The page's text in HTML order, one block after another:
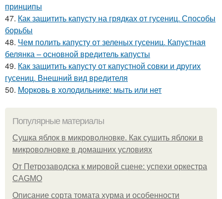
принципы
47. Как защитить капусту на грядках от гусениц. Способы
борьбы
48. Чем полить капусту от зеленых гусениц. Капустная
белянка – основной вредитель капусты
49. Как защитить капусту от капустной совки и других
гусениц. Внешний вид вредителя
50. Морковь в холодильнике: мыть или нет
Популярные материалы
Сушка яблок в микроволновке. Как сушить яблоки в
микроволновке в домашних условиях
От Петрозаводска к мировой сцене: успехи оркестра
CAGMO
Описание сорта томата хурма и особенности